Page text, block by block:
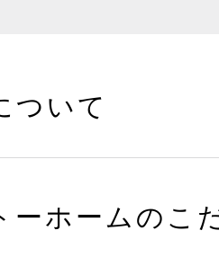
ついて
ーホームのこ